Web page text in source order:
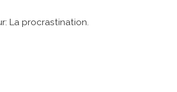
La procrastination.